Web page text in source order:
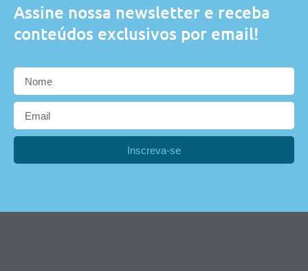
Assine nossa newsletter e receba
conteúdos exclusivos por email!
Inscreva-se